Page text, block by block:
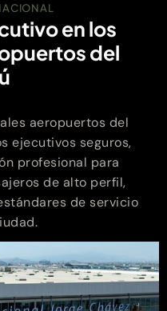
en los
del
aeropuertos del
ejecutivos seguros,
profesional para
de alto perfil,
de servicio